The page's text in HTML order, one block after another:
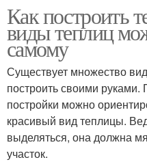
Как построить
виды теплиц
самому
Существует множество
построить своими
постройки можно
красивый вид теплицы.
выделяться, она должна
участок.